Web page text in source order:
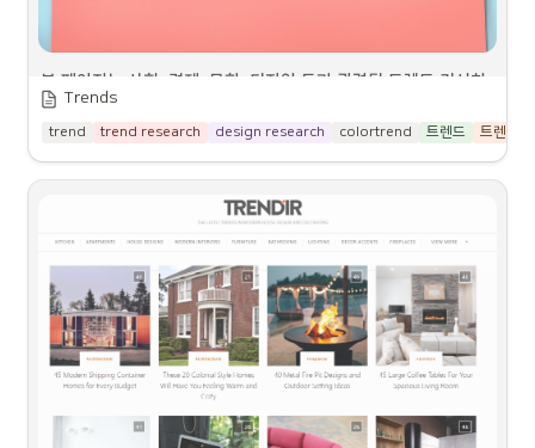
과제 및 보고서:
기말고사:
B+이하 55%
*학교 규정에 의거 점수 배분
과제 제출
모든 레포트와 과제는 기한내에 제출 필수입니다(기한을 못지키
거나 미제출시 점수 차감)
수업 목표
1.
4차 산업혁명에 대한 이해와 디자인적 사고 배양
2.
새로운 트렌드에 맞춘 디자인 리서치 및 방법론(AI)을 통한
아이디어 발상 기법 훈련
5. 리서치 단계의 빅데이터 활용법 기초 습득
읽기 과제
항목 위로 마우스를 가져간 다음
를 클릭해
교과서를 살 수 있는 링크 등의 정보를 추가하세요.
본 페이지는 사회, 경제, 문화, 디자인 등과 관련된 트렌드 리서치
에 도움이 될 수 있는 웹사이트를 모아놓은 페이지 입니다.
디자인 트렌트 관련
KCC Design Trend 디자인 트렌
https://kcccolorndesign.com/
hida - Color Material Finish specialists (히다랩)
hida, Innovative CMF(Color
Material Finish) Design Lab,
design, 히다 CMF디자인, 히다랩
https://www.hidalab.com/eng/trend_library/
Trends
trend trend research design research colortrend 트렌드 트렌드